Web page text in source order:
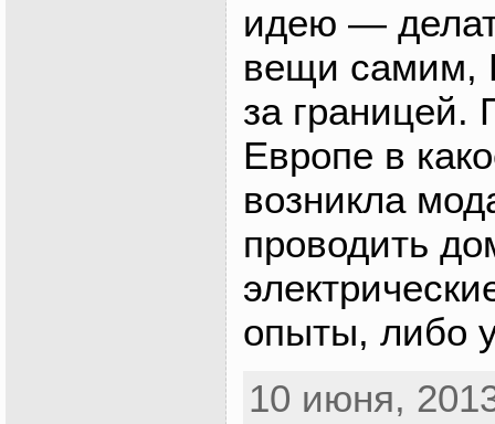
идею —
вещи самим,
за границей.
Европе в
возникла
проводить
опыты, либо
10 июня,